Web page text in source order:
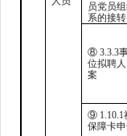
员党员
系的接转
⑧ 3.3.3
位拟聘
案
⑨ 1.10.1
保障卡